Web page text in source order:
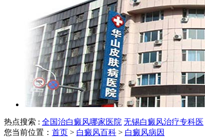
热点搜索 : 全国治白癜风哪家医院 无锡白癜风治疗专科医
您当前位置： 首页 > 白癜风百科 > 白癜风病因